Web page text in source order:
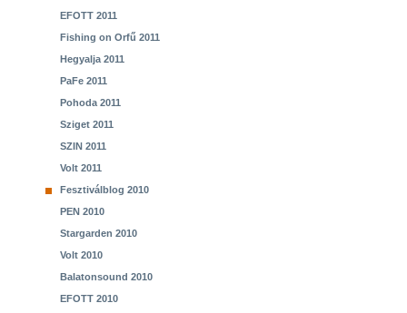
EFOTT 2011
Fishing on Orfű 2011
Hegyalja 2011
PaFe 2011
Pohoda 2011
Sziget 2011
SZIN 2011
Volt 2011
Fesztiválblog 2010
PEN 2010
Stargarden 2010
Volt 2010
Balatonsound 2010
EFOTT 2010